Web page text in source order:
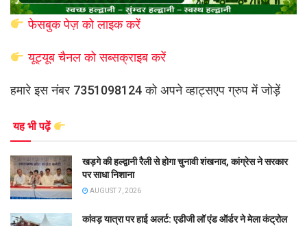
फेसबुक पेज़ को लाइक करें
यूट्यूब चैनल को सब्सक्राइब करें
हमारे इस नंबर 7351098124 को अपने व्हाट्सएप ग्रुप में जोड़ें
यह भी पढ़ें
खड़गे की हल्द्वानी रैली से होगा चुनावी शंखनाद, कांग्रेस ने सरकार
पर साधा निशाना
AUGUST 7, 2026
कांवड़ यात्रा पर हाई अलर्ट: एडीजी लॉ एंड ऑर्डर ने मेला कंट्रोल